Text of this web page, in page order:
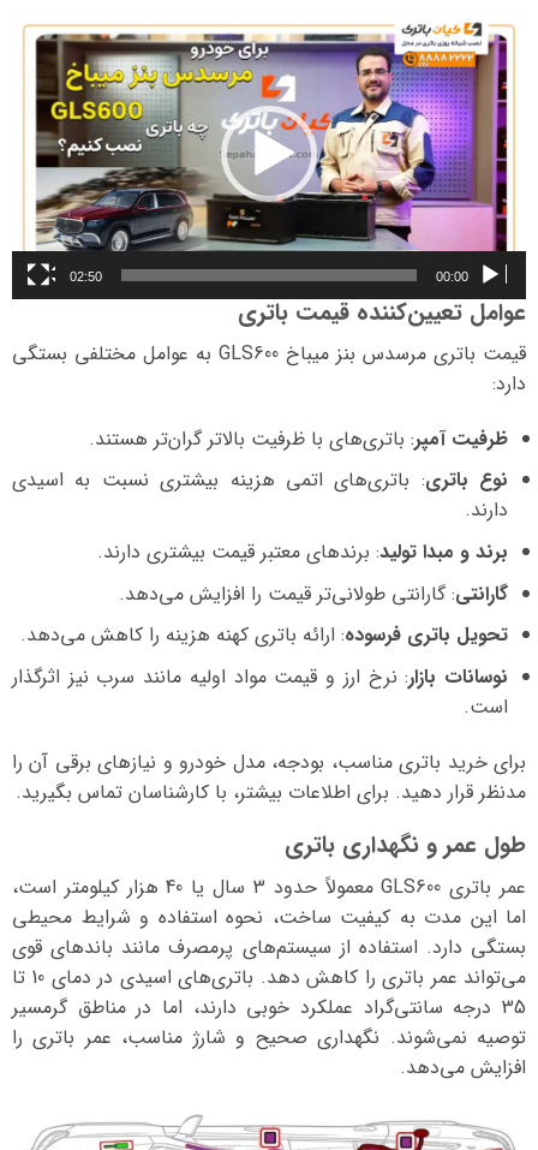
نمایشگر
ویدیو
00:00
02:50
عوامل تعیین‌کننده قیمت باتری
قیمت باتری مرسدس بنز میباخ GLS600 به عوامل مختلفی بستگی
دارد:
ظرفیت آمپر: باتری‌های با ظرفیت بالاتر گران‌تر هستند.
نوع باتری: باتری‌های اتمی هزینه بیشتری نسبت به اسیدی
دارند.
برند و مبدا تولید: برندهای معتبر قیمت بیشتری دارند.
گارانتی: گارانتی طولانی‌تر قیمت را افزایش می‌دهد.
تحویل باتری فرسوده: ارائه باتری کهنه هزینه را کاهش می‌دهد.
نوسانات بازار: نرخ ارز و قیمت مواد اولیه مانند سرب نیز اثرگذار
است.
برای خرید باتری مناسب، بودجه، مدل خودرو و نیازهای برقی آن را
مدنظر قرار دهید. برای اطلاعات بیشتر، با کارشناسان تماس بگیرید.
طول عمر و نگهداری باتری
عمر باتری GLS600 معمولاً حدود 3 سال یا 40 هزار کیلومتر است،
اما این مدت به کیفیت ساخت، نحوه استفاده و شرایط محیطی
بستگی دارد. استفاده از سیستم‌های پرمصرف مانند باندهای قوی
می‌تواند عمر باتری را کاهش دهد. باتری‌های اسیدی در دمای 10 تا
35 درجه سانتی‌گراد عملکرد خوبی دارند، اما در مناطق گرمسیر
توصیه نمی‌شوند. نگهداری صحیح و شارژ مناسب، عمر باتری را
افزایش می‌دهد.